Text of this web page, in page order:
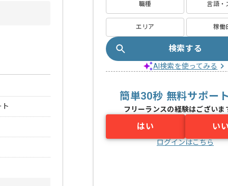
職種 言語・
エリア 稼働
検索する
AI検索を使ってみる
簡単30秒 無料サポー
フリーランスの経験はございま
はい い
ログインはこちら